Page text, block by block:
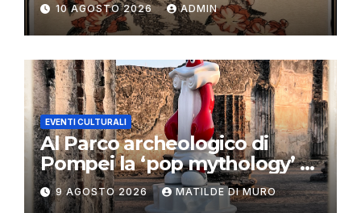
10 AGOSTO 2026 ADMIN
EVENTI CULTURALI
Al Parco archeologico di
Pompei la ‘pop mythology’ di
Philip Colbert
9 AGOSTO 2026 MATILDE DI MURO